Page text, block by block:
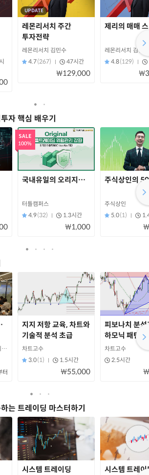
UPDATE
레몬리서치 주간
투자전략
레몬리서치 김민수
4.7(267) 47시간
₩129,000
제리의 매매
레몬리서치 김민수
4.8(129)
자 핵심 배우기
SALE
100%
국내유일의 오리지널 터틀트레이딩 위험
터틀캠퍼스
4.9(32) 1.3시간
₩1,000
주식상인의
주식상인
5.0(1)
을 위한 '기초체력 강화과정'
골든로드의 차트분석의 기초체력 강화과정
터
지지 저항 교육, 차트와
기술적 분석 초급
차트고수
3.0(1) 1.5시간
₩55,000
피보나치 분석
하모닉 패턴,
기술적 분석
차트고수
2.5시간
는 트레이딩 마스터하기
시스템 트레이딩
시스템 트레이